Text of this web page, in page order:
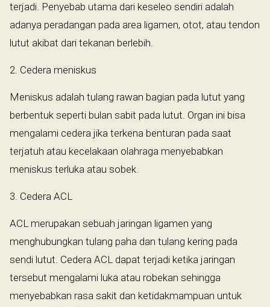
terjadi. Penyebab utama dari keseleo sendiri adalah
adanya peradangan pada area ligamen, otot, atau tendon
lutut akibat dari tekanan berlebih.
2. Cedera meniskus
Meniskus adalah tulang rawan bagian pada lutut yang
berbentuk seperti bulan sabit pada lutut. Organ ini bisa
mengalami cedera jika terkena benturan pada saat
terjatuh atau kecelakaan olahraga menyebabkan
meniskus terluka atau sobek.
3. Cedera ACL
ACL merupakan sebuah jaringan ligamen yang
menghubungkan tulang paha dan tulang kering pada
sendi lutut. Cedera ACL dapat terjadi ketika jaringan
tersebut mengalami luka atau robekan sehingga
menyebabkan rasa sakit dan ketidakmampuan untuk